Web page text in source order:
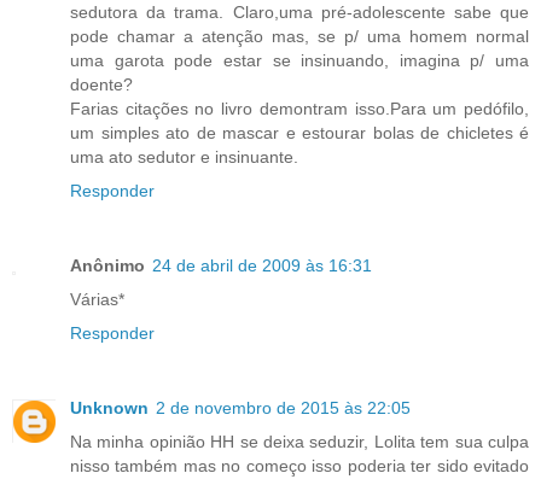
sedutora da trama. Claro,uma pré-adolescente sabe que
pode chamar a atenção mas, se p/ uma homem normal
uma garota pode estar se insinuando, imagina p/ uma
doente?
Farias citações no livro demontram isso.Para um pedófilo,
um simples ato de mascar e estourar bolas de chicletes é
uma ato sedutor e insinuante.
Responder
Anônimo 24 de abril de 2009 às 16:31
Várias*
Responder
Unknown 2 de novembro de 2015 às 22:05
Na minha opinião HH se deixa seduzir, Lolita tem sua culpa
nisso também mas no começo isso poderia ter sido evitado